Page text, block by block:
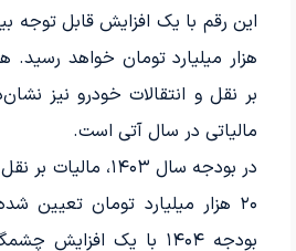
هزار میلیارد تومان خواهد رسید.
بر نقل و انتقالات خودرو نیز
مالیاتی در سال آتی است.
در بودجه سال ۱۴۰۳،
۲۰ هزار میلیارد تومان تعیین